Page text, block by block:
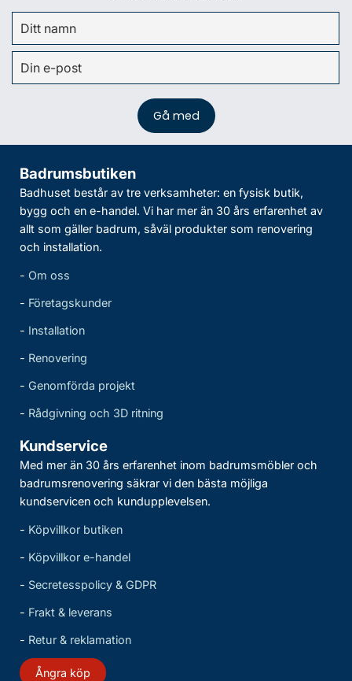
Badrumsbutiken
Badhuset består av tre verksamheter: en fysisk butik,
bygg och en e-handel. Vi har mer än 30 års erfarenhet av
allt som gäller badrum, såväl produkter som renovering
och installation.
- Om oss
- Företagskunder
- Installation
- Renovering
- Genomförda projekt
- Rådgivning och 3D ritning
Kundservice
Med mer än 30 års erfarenhet inom badrumsmöbler och
badrumsrenovering säkrar vi den bästa möjliga
kundservicen och kundupplevelsen.
- Köpvillkor butiken
- Köpvillkor e-handel
- Secretesspolicy & GDPR
- Frakt & leverans
- Retur & reklamation
Ångra köp